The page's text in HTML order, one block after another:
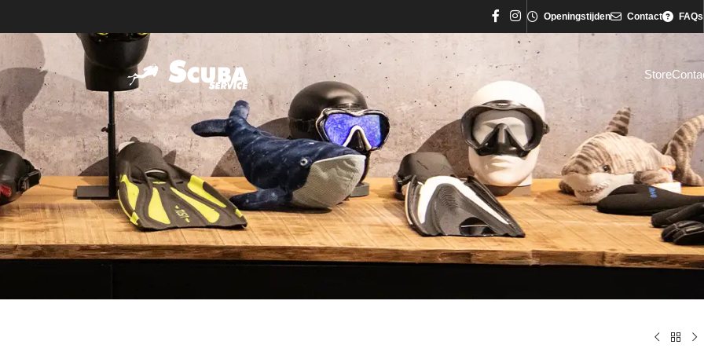
Openingstijden Contact FAQs
Store